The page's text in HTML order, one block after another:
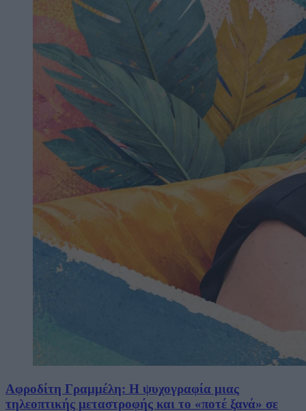
Αφροδίτη Γραμμέλη: Η ψυχογραφία μιας
τηλεοπτικής μεταστροφής και το «ποτέ ξανά» σε